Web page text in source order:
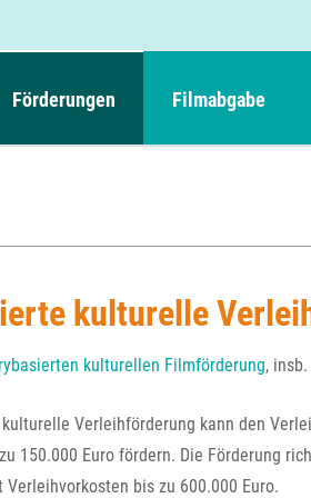
Förderungen
Webinare
Filmstarts
Erlösabrechnung
Sperrfristen und
Filmabgabe
German Films und Vision Kino
Kindertiger
kulturelle
kulturellen Filmförderung,
Verleihförderung kann den
150.000 Euro fördern. Die Förderung
Verleihvorkosten bis zu 600.000 Euro.